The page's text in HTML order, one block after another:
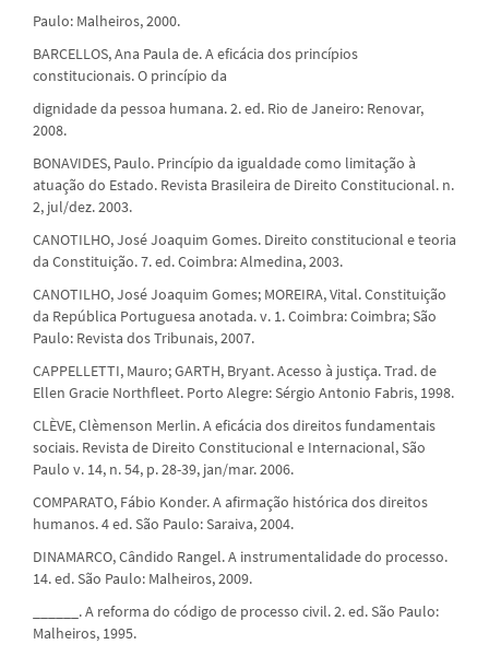
Paulo: Malheiros, 2000.
BARCELLOS, Ana Paula de. A eficácia dos princípios
constitucionais. O princípio da
dignidade da pessoa humana. 2. ed. Rio de Janeiro: Renovar,
2008.
BONAVIDES, Paulo. Princípio da igualdade como limitação à
atuação do Estado. Revista Brasileira de Direito Constitucional. n.
2, jul/dez. 2003.
CANOTILHO, José Joaquim Gomes. Direito constitucional e teoria
da Constituição. 7. ed. Coimbra: Almedina, 2003.
CANOTILHO, José Joaquim Gomes; MOREIRA, Vital. Constituição
da República Portuguesa anotada. v. 1. Coimbra: Coimbra; São
Paulo: Revista dos Tribunais, 2007.
CAPPELLETTI, Mauro; GARTH, Bryant. Acesso à justiça. Trad. de
Ellen Gracie Northfleet. Porto Alegre: Sérgio Antonio Fabris, 1998.
CLÈVE, Clèmenson Merlin. A eficácia dos direitos fundamentais
sociais. Revista de Direito Constitucional e Internacional, São
Paulo v. 14, n. 54, p. 28-39, jan/mar. 2006.
COMPARATO, Fábio Konder. A afirmação histórica dos direitos
humanos. 4 ed. São Paulo: Saraiva, 2004.
DINAMARCO, Cândido Rangel. A instrumentalidade do processo.
14. ed. São Paulo: Malheiros, 2009.
______. A reforma do código de processo civil. 2. ed. São Paulo:
Malheiros, 1995.